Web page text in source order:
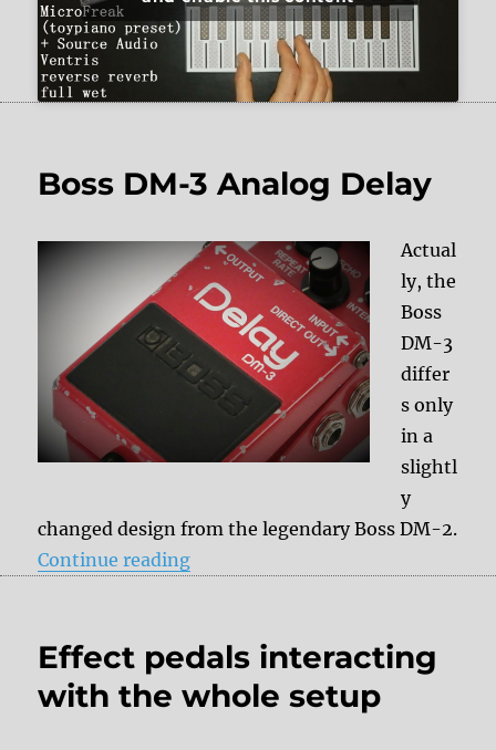
Boss DM-3 Analog Delay
Actual
ly, the
Boss
DM-3
differ
s only
in a
slightl
y
changed design from the legendary Boss DM-2.
Continue reading“Boss DM-3 Analog Delay”
Effect pedals interacting
with the whole setup